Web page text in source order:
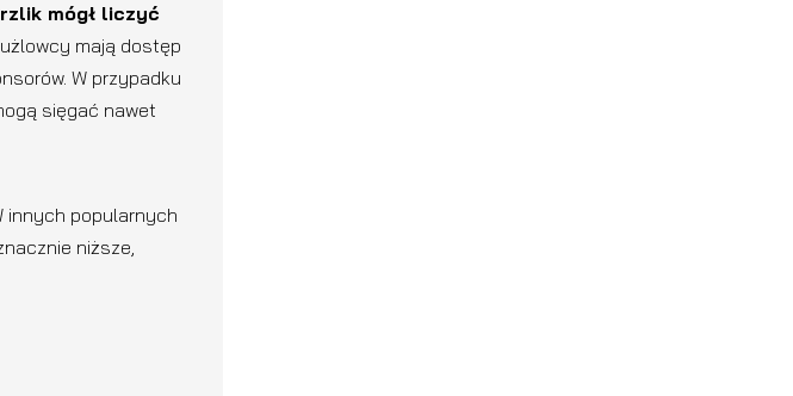
mógł liczyć
mają dostęp
W przypadku
sięgać nawet
innych popularnych
niższe,